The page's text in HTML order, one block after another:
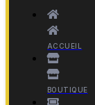
ACCUEIL
BOUTIQUE